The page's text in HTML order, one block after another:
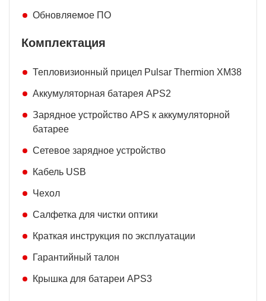
Обновляемое ПО
Комплектация
Тепловизионный прицел Pulsar Thermion XM38
Аккумуляторная батарея АPS2
Зарядное устройство APS к аккумуляторной
батарее
Cетевое зарядное устройство
Кабель USB
Чехол
Салфетка для чистки оптики
Краткая инструкция по эксплуатации
Гарантийный талон
Крышка для батареи APS3